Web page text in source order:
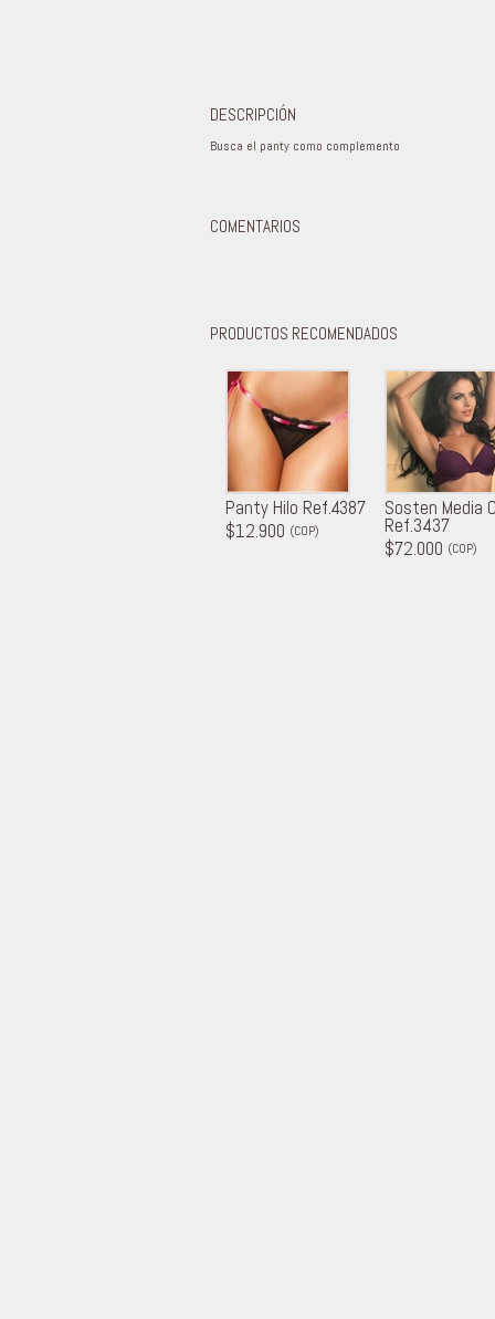
DESCRIPCIÓN
Busca el panty como complemento
COMENTARIOS
PRODUCTOS RECOMENDADOS
Panty Hilo Ref.4387
$12.900 (COP)
Sosten Media
Ref.3437
$72.000 (COP)